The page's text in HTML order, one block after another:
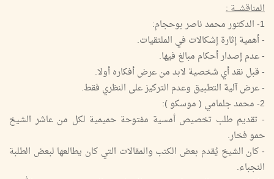
المناقشـــة :
1- الدكتور محمد ناصر بوحجام:
- أهمية إثارة إشكالات في الملتقيات.
- عدم إصدار أحكام مبالغ فيها.
- قبل نقد أي شخصية لابد من عرض أفكاره أولا.
- عرض آلية التطبيق وعدم التركيز على النظري فقط.
2- محمد جلمامي ( موسكو ):
- تقديم طلب تخصيص أمسية مفتوحة حميمية لكل من عاشر الشيخ
حمو فخار.
- كان الشيخ يُقدم بعض الكتب والمقالات التي كان يطالعها لبعض الطلبة
النجباء.